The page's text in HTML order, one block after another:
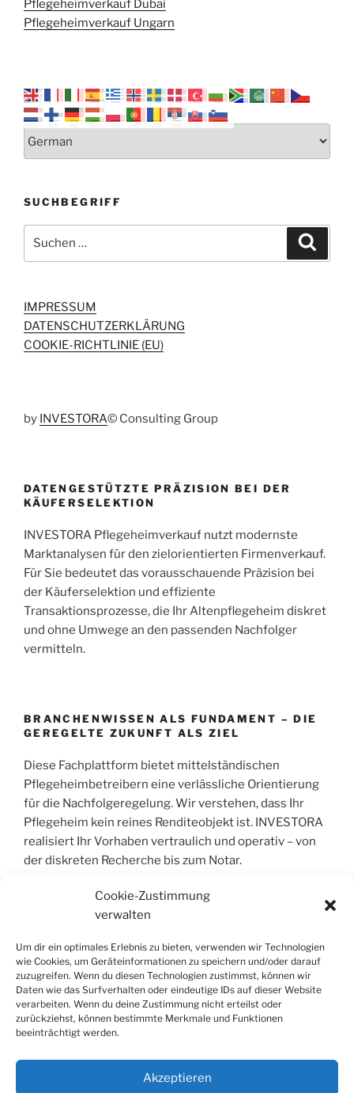
Cookie-Zustimmung
verwalten
Um dir ein optimales Erlebnis zu bieten, verwenden wir Technologien
wie Cookies, um Geräteinformationen zu speichern und/oder darauf
zuzugreifen. Wenn du diesen Technologien zustimmst, können wir
Daten wie das Surfverhalten oder eindeutige IDs auf dieser Website
verarbeiten. Wenn du deine Zustimmung nicht erteilst oder
zurückziehst, können bestimmte Merkmale und Funktionen
beeinträchtigt werden.
Akzeptieren
Pflegeheimverkauf Dubai
Pflegeheimverkauf Ungarn
SUCHBEGRIFF
nach:
IMPRESSUM
DATENSCHUTZERKLÄRUNG
COOKIE-RICHTLINIE (EU)
by INVESTORA© Consulting Group
DATENGESTÜTZTE PRÄZISION BEI DER
KÄUFERSELEKTION
INVESTORA Pflegeheimverkauf nutzt modernste
Marktanalysen für den zielorientierten Firmenverkauf.
Für Sie bedeutet das vorausschauende Präzision bei
der Käuferselektion und effiziente
Transaktionsprozesse, die Ihr Altenpflegeheim diskret
und ohne Umwege an den passenden Nachfolger
vermitteln.
BRANCHENWISSEN ALS FUNDAMENT – DIE
GEREGELTE ZUKUNFT ALS ZIEL
Diese Fachplattform bietet mittelständischen
Pflegeheimbetreibern eine verlässliche Orientierung
für die Nachfolgeregelung. Wir verstehen, dass Ihr
Pflegeheim kein reines Renditeobjekt ist. INVESTORA
realisiert Ihr Vorhaben vertraulich und operativ – von
der diskreten Recherche bis zum Notar.
GMBH & CO. KG. ALLE RECHTE VORBEHALT
Alle Informationen wurden sorgfältig
zusammengestellt, jedoch wird jegliche Haftung für
Richtigkeit und Vollständigkeit ausgeschlossen. Die
Inhalte dienen der allgemeinen Information und stellen
keine individuelle Fachberatung.